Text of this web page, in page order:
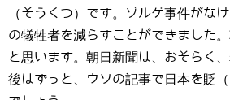
（そうくつ）です。ゾルゲ事件がな
の犠牲者を減らすことができました
と思います。朝日新聞は、おそらく
後はずっと、ウソの記事で日本を貶